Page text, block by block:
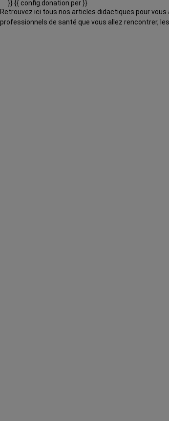
}}{{ config.donation.per }}
Retrouvez ici tous nos articles didactiques pour
professionnels de santé que vous allez rencontrer,